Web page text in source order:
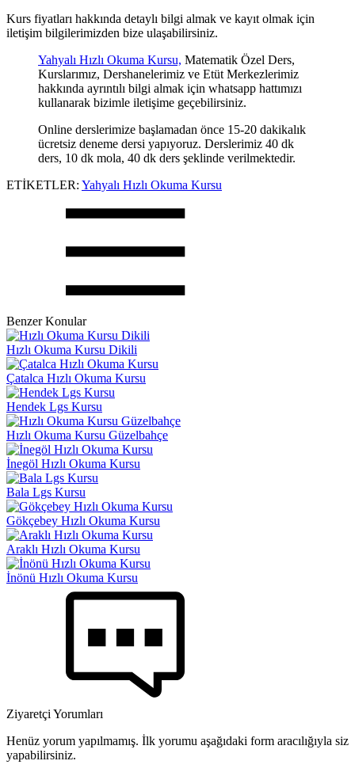
Kurs fiyatları hakkında detaylı bilgi almak ve kayıt olmak için
iletişim bilgilerimizden bize ulaşabilirsiniz.
Yahyalı Hızlı Okuma Kursu, Matematik Özel Ders,
Kurslarımız, Dershanelerimiz ve Etüt Merkezlerimiz
hakkında ayrıntılı bilgi almak için whatsapp hattımızı
kullanarak bizimle iletişime geçebilirsiniz.
Online derslerimize başlamadan önce 15-20 dakikalık
ücretsiz deneme dersi yapıyoruz. Derslerimiz 40 dk
ders, 10 dk mola, 40 dk ders şeklinde verilmektedir.
ETİKETLER: Yahyalı Hızlı Okuma Kursu
Benzer Konular
Hızlı Okuma Kursu Dikili
Çatalca Hızlı Okuma Kursu
Hendek Lgs Kursu
Hızlı Okuma Kursu Güzelbahçe
İnegöl Hızlı Okuma Kursu
Bala Lgs Kursu
Gökçebey Hızlı Okuma Kursu
Araklı Hızlı Okuma Kursu
İnönü Hızlı Okuma Kursu
Ziyaretçi Yorumları
Henüz yorum yapılmamış. İlk yorumu aşağıdaki form aracılığıyla siz
yapabilirsiniz.